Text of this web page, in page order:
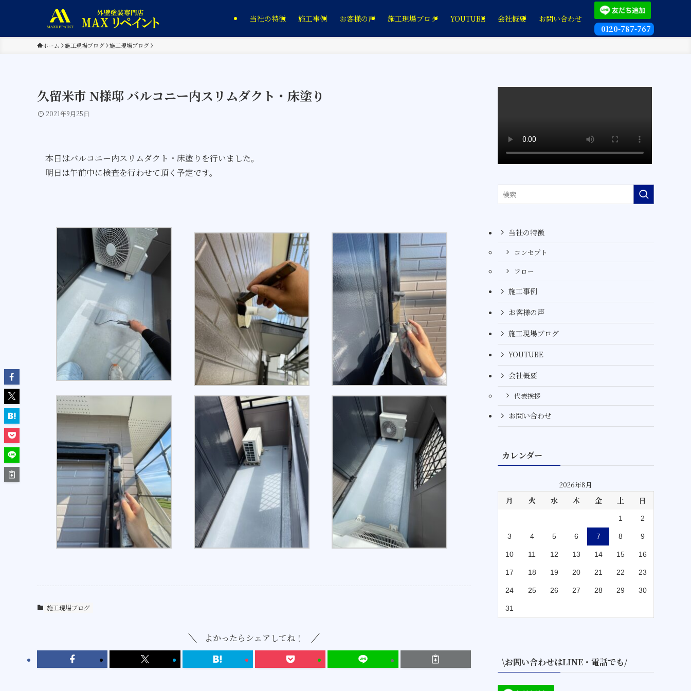
当社の特徴 施工事例 お客様の声 施工現場ブログ YOUTUBE 会社概要
お問い合わせ
0120-787-767
ホーム 施工現場ブログ 施工現場ブログ
久留米市 N様邸 バルコニー内スリムダクト・床塗り
2021年9月25日
本日はバルコニー内スリムダクト・床塗りを行いました。
明日は午前中に検査を行わせて頂く予定です。
施工現場ブログ
よかったらシェアしてね！
当社の特徴
コンセプト
フロー
施工事例
お客様の声
施工現場ブログ
YOUTUBE
会社概要
代表挨拶
お問い合わせ
カレンダー
2026年8月
月 火 水 木 金 土 日
1 2
3 4 5 6 7 8 9
10 11 12 13 14 15 16
17 18 19 20 21 22 23
24 25 26 27 28 29 30
31
\お問い合わせはLINE・電話でも/